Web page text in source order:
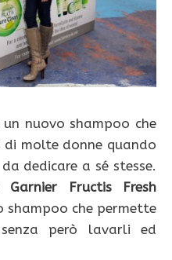
nuovo shampoo che
molte donne quando
dedicare a sé stesse.
Garnier Fructis Fresh
shampoo che permette
però lavarli ed